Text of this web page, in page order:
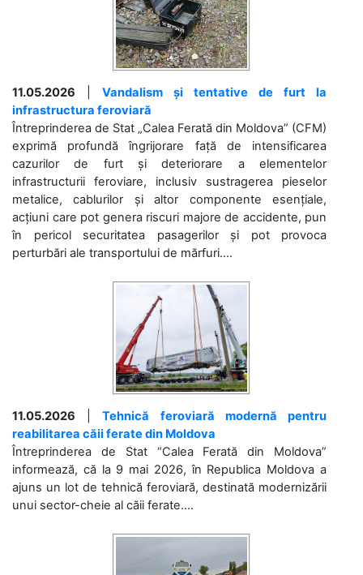
11.05.2026
Vandalism și tentative de furt la
infrastructura feroviară
Întreprinderea de Stat „Calea Ferată din Moldova” (CFM)
exprimă profundă îngrijorare față de intensificarea
cazurilor de furt și deteriorare a elementelor
infrastructurii feroviare, inclusiv sustragerea pieselor
metalice, cablurilor și altor componente esențiale,
acțiuni care pot genera riscuri majore de accidente, pun
în pericol securitatea pasagerilor și pot provoca
perturbări ale transportului de mărfuri....
11.05.2026 |Tehnică feroviară modernă pentru
reabilitarea căii ferate din Moldova
Întreprinderea de Stat “Calea Ferată din Moldova”
informează, că la 9 mai 2026, în Republica Moldova a
ajuns un lot de tehnică feroviară, destinată modernizării
unui sector-cheie al căii ferate....